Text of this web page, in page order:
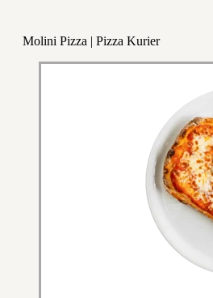
Molini Pizza | Pizza Kurier